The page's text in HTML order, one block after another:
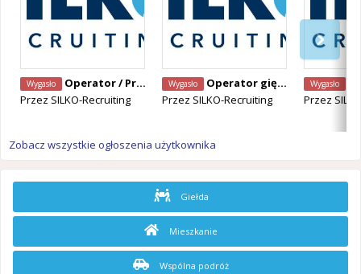
Wygasło
Operator / Programista CNC Mazak – Alken, Belgia
Przez SILKO-Recruiting
Wygasło
Operator giętarki CNC – Staden, Belgia
Przez SILKO-Recruiting
Wygasło
Przez
Zobacz wszystkie ogłoszenia użytkownika
Giełda
Mieszkanie
Wspólna podróż